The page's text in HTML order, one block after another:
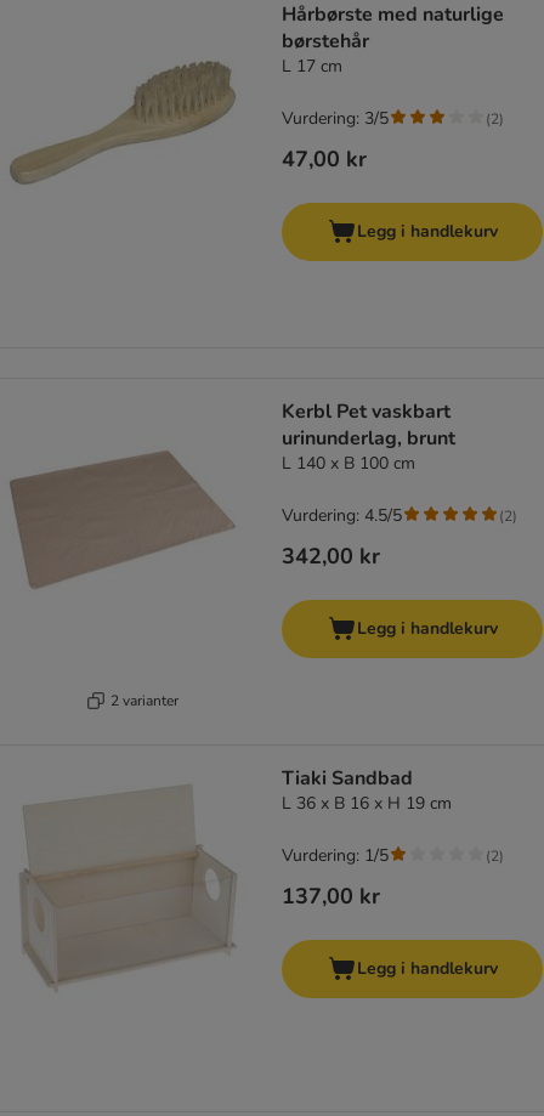
Hårbørste med naturlige
børstehår
L 17 cm
47,00 kr
Vurdering: 3/5 (2)
Legg i handlekurv
2 varianter
Kerbl Pet vaskbart
urinunderlag, brunt
L 140 x B 100 cm
342,00 kr
Vurdering: 4.5/5 (2)
Legg i handlekurv
Tiaki Sandbad
L 36 x B 16 x H 19 cm
137,00 kr
Vurdering: 1/5 (2)
Legg i handlekurv